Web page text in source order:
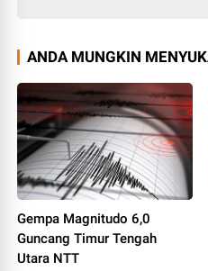
ANDA MUNGKIN
Gempa Magnitudo 6,0
Guncang Timur Tengah
Utara NTT